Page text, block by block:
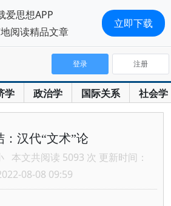
学 政治学 国际关系 社会学
登录 注册
：汉代“文术”论
本文共阅读 5093 次 更新时间：
08-08 09:59
爱思想APP
阅读精品文章
立即下载